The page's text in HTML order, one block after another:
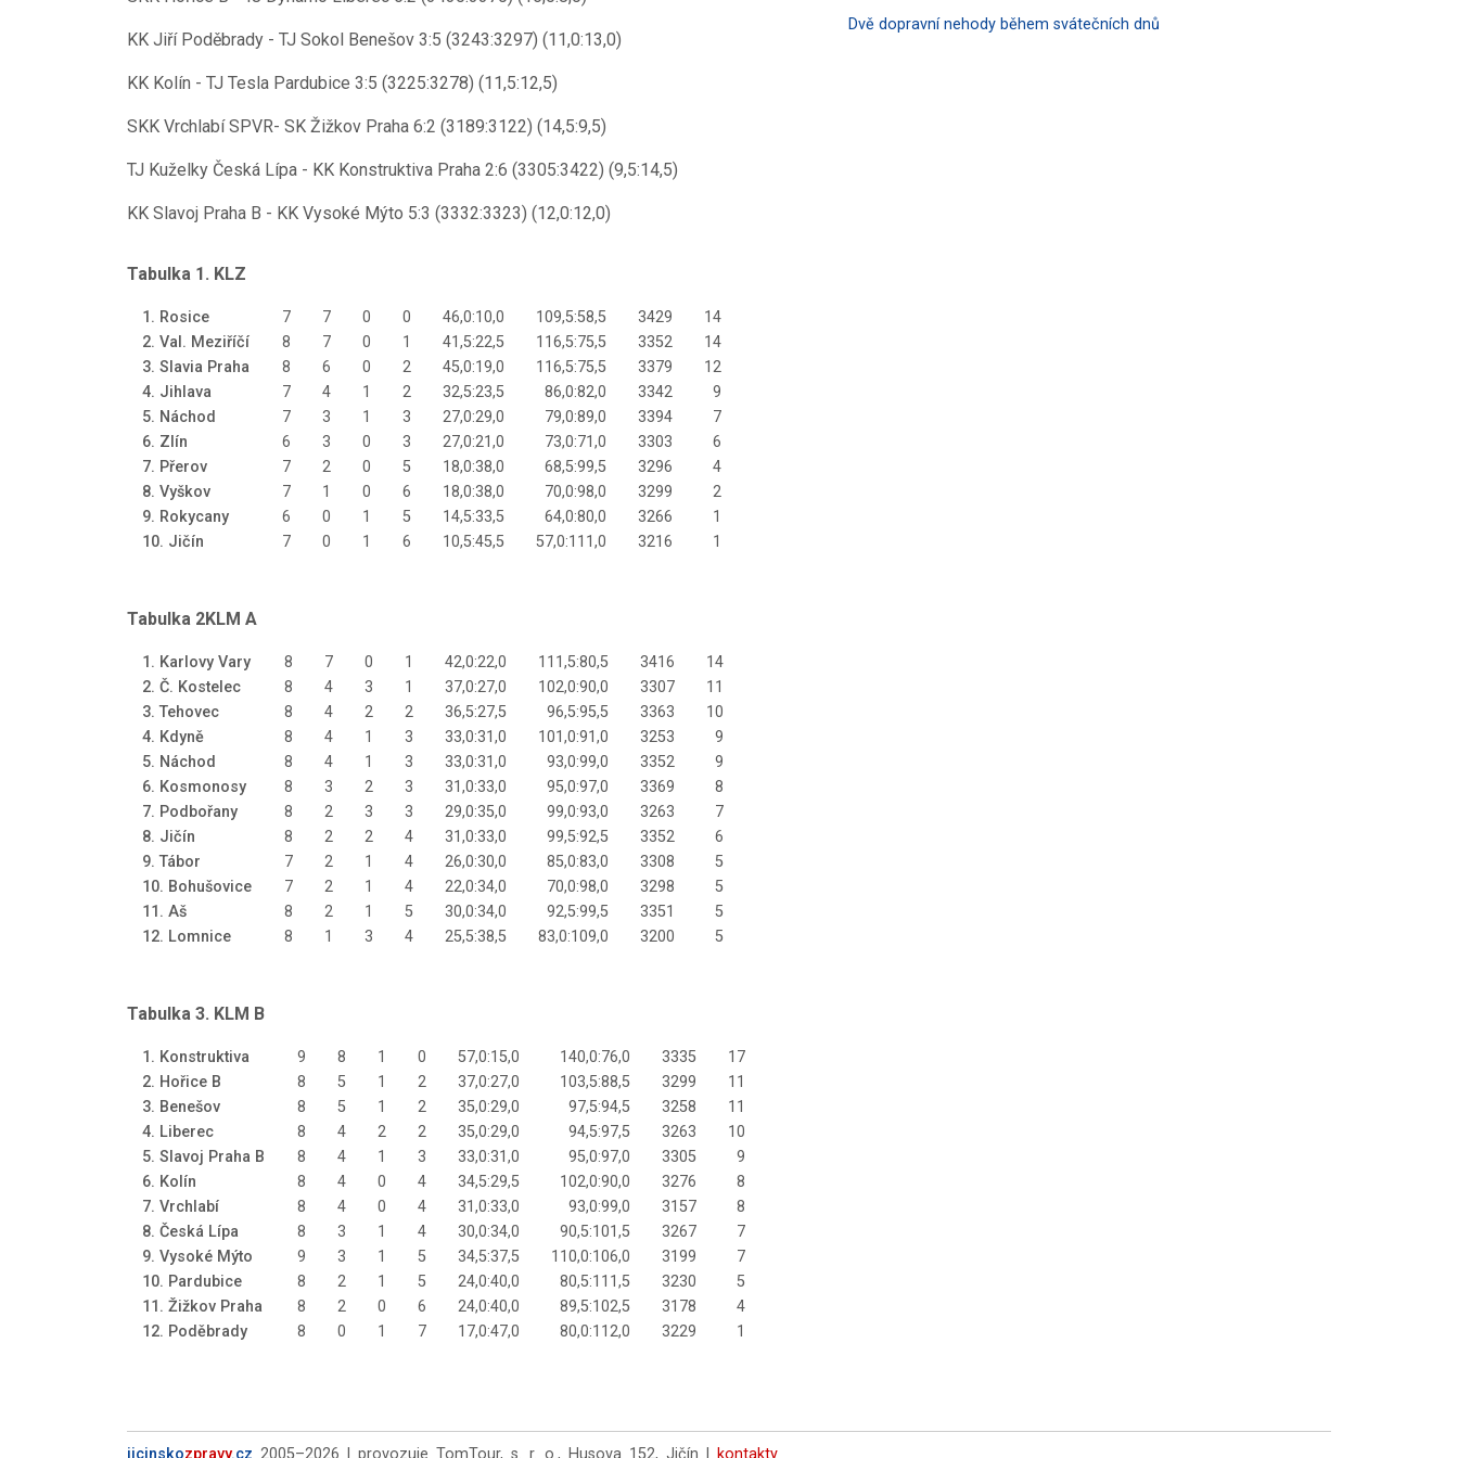
KK Jiří Poděbrady - TJ Sokol Benešov 3:5 (3243:3297) (11,0:13,0)
KK Kolín - TJ Tesla Pardubice 3:5 (3225:3278) (11,5:12,5)
SKK Vrchlabí SPVR- SK Žižkov Praha 6:2 (3189:3122) (14,5:9,5)
TJ Kuželky Česká Lípa - KK Konstruktiva Praha 2:6 (3305:3422) (9,5:14,5)
KK Slavoj Praha B - KK Vysoké Mýto 5:3 (3332:3323) (12,0:12,0)
Tabulka 1. KLZ
1. Rosice 7 7 0 0 46,0:10,0 109,5:58,5 3429
14
2. Val. Meziříčí
8 7 0 1 41,5:22,5 116,5:75,5 3352
14
3. Slavia Praha
8 6 0 2 45,0:19,0 116,5:75,5 3379
12
4. Jihlava
7 4 1 2 32,5:23,5 86,0:82,0 3342
9
5. Náchod
7 3 1 3 27,0:29,0 79,0:89,0 3394
7
6. Zlín
6 3 0 3 27,0:21,0 73,0:71,0 3303
6
7. Přerov
7 2 0 5 18,0:38,0 68,5:99,5 3296
4
8. Vyškov
7 1 0 6 18,0:38,0 70,0:98,0 3299
2
9. Rokycany
6 0 1 5 14,5:33,5 64,0:80,0 3266
1
10. Jičín
7 0 1 6 10,5:45,5 57,0:111,0 3216 1
Tabulka 2KLM A
1. Karlovy Vary 8 7 0 1 42,0:22,0 111,5:80,5 3416
14
2. Č. Kostelec
8 4 3 1 37,0:27,0 102,0:90,0 3307
11
3. Tehovec
8 4 2 2 36,5:27,5 96,5:95,5 3363
10
4. Kdyně
8 4 1 3 33,0:31,0 101,0:91,0 3253
9
5. Náchod
8 4 1 3 33,0:31,0 93,0:99,0 3352
9
6. Kosmonosy
8 3 2 3 31,0:33,0 95,0:97,0 3369
8
7. Podbořany
8 2 3 3 29,0:35,0 99,0:93,0 3263
7
8. Jičín
8 2 2 4 31,0:33,0 99,5:92,5 3352
6
9. Tábor
7 2 1 4 26,0:30,0 85,0:83,0 3308
5
10. Bohušovice
7 2 1 4 22,0:34,0 70,0:98,0 3298
5
11. Aš
8 2 1 5 30,0:34,0 92,5:99,5 3351
5
12. Lomnice
8 1 3 4 25,5:38,5 83,0:109,0 3200 5
Tabulka 3. KLM B
1. Konstruktiva 9 8 1 0 57,0:15,0 140,0:76,0 3335
17
2. Hořice B
8 5 1 2 37,0:27,0 103,5:88,5 3299
11
3. Benešov
8 5 1 2 35,0:29,0 97,5:94,5 3258
11
4. Liberec
8 4 2 2 35,0:29,0 94,5:97,5 3263
10
5. Slavoj Praha B
8 4 1 3 33,0:31,0 95,0:97,0 3305
9
6. Kolín
8 4 0 4 34,5:29,5 102,0:90,0 3276
8
7. Vrchlabí
8 4 0 4 31,0:33,0 93,0:99,0 3157
8
8. Česká Lípa
8 3 1 4 30,0:34,0 90,5:101,5 3267
7
9. Vysoké Mýto
9 3 1 5 34,5:37,5 110,0:106,0 3199
7
10. Pardubice
8 2 1 5 24,0:40,0 80,5:111,5 3230
5
11. Žižkov Praha
8 2 0 6 24,0:40,0 89,5:102,5 3178
4
12. Poděbrady
8 0 1 7 17,0:47,0 80,0:112,0 3229 1
Dvě dopravní nehody během svátečních dnů
jicinskozpravy.cz 2005–2026 | provozuje TomTour, s. r. o., Husova 152, Jičín | kontakty